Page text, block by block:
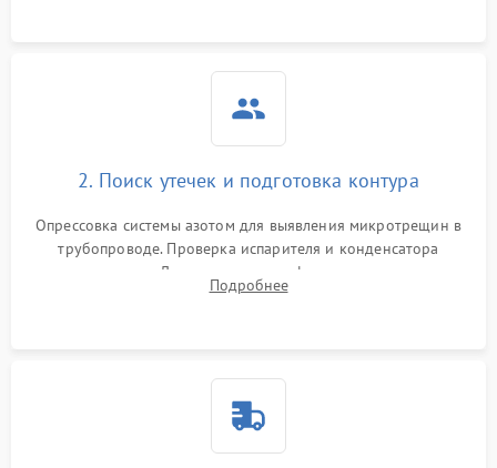
2. Поиск утечек и подготовка контура
Опрессовка системы азотом для выявления микротрещин в
трубопроводе. Проверка испарителя и конденсатора
течеискателем. Демонтаж старого фильтра-осушителя и
продувка капиллярной трубки для устранения засоров.
Подробнее